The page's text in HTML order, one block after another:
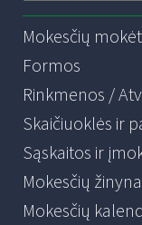
Mokesčių
Formos
Rinkmenos /
Skaičiuoklės ir
Sąskaitos ir
Mokesčių
Mokesčių